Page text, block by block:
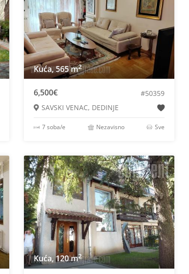
Kuća, 565 m2
6,500€
#50359
SAVSKI VENAC, DEDINJE
7 soba/e Nezavisno Sve
Kuća, 120 m2